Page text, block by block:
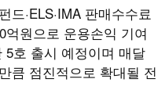
드·ELS·IMA 판매수수료
원으로 운용손익 기여
호 출시 예정이며 매달
큼 점진적으로 확대될 전